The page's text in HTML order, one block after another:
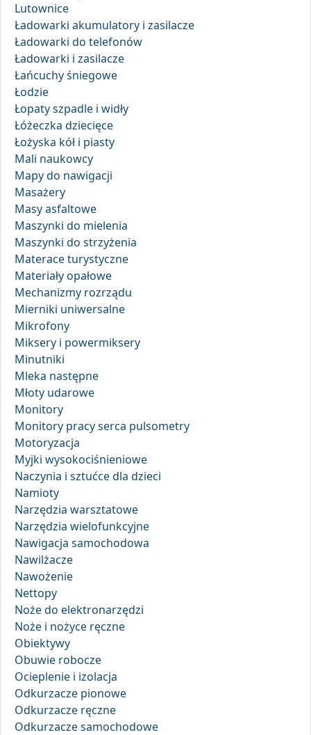
Lutownice
Ładowarki akumulatory i zasilacze
Ładowarki do telefonów
Ładowarki i zasilacze
Łańcuchy śniegowe
Łodzie
Łopaty szpadle i widły
Łóżeczka dziecięce
Łożyska kół i piasty
Mali naukowcy
Mapy do nawigacji
Masażery
Masy asfaltowe
Maszynki do mielenia
Maszynki do strzyżenia
Materace turystyczne
Materiały opałowe
Mechanizmy rozrządu
Mierniki uniwersalne
Mikrofony
Miksery i powermiksery
Minutniki
Mleka następne
Młoty udarowe
Monitory
Monitory pracy serca pulsometry
Motoryzacja
Myjki wysokociśnieniowe
Naczynia i sztućce dla dzieci
Namioty
Narzędzia warsztatowe
Narzędzia wielofunkcyjne
Nawigacja samochodowa
Nawilżacze
Nawożenie
Nettopy
Noże do elektronarzędzi
Noże i nożyce ręczne
Obiektywy
Obuwie robocze
Ocieplenie i izolacja
Odkurzacze pionowe
Odkurzacze ręczne
Odkurzacze samochodowe